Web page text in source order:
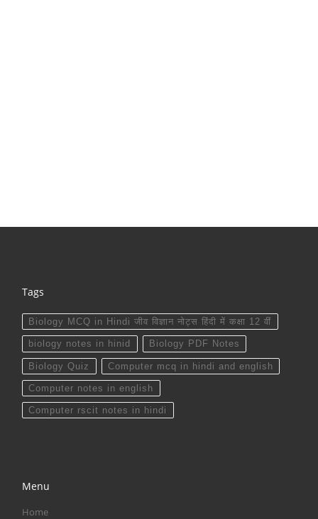
Tags
Biology MCQ in Hindi जीव विज्ञान नोट्स हिंदी में कक्षा 12 वीं
biology notes in hinid Biology PDF Notes
Biology Quiz Computer mcq in hindi and english
Computer notes in english
Computer rscit notes in hindi
Menu
Home